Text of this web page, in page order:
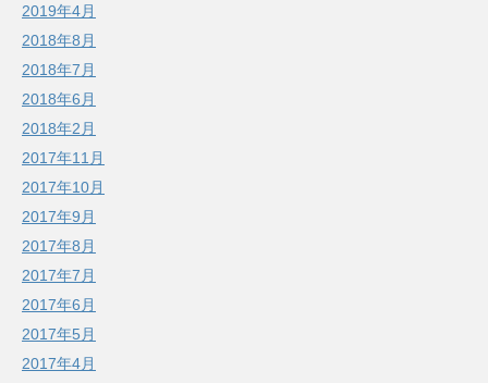
2019年4月
2018年8月
2018年7月
2018年6月
2018年2月
2017年11月
2017年10月
2017年9月
2017年8月
2017年7月
2017年6月
2017年5月
2017年4月